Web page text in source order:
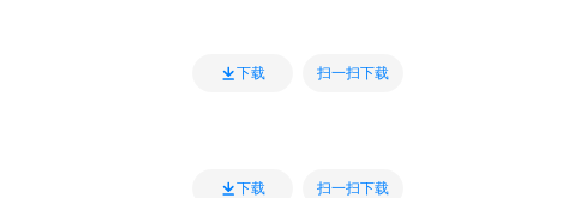
下载 扫一扫下载
下载 扫一扫下载